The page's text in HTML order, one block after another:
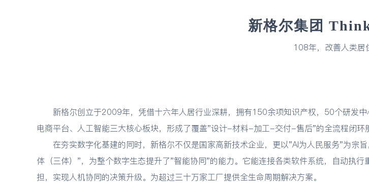
新格尔集团
108年，改善人类居
新格尔创立于2009年，凭借十六年人居行业深耕，拥有150余项知识产权，50个研发
电商平台、人工智能三大核心板块，形成了覆盖"设计-材料-加工-交付-售后"的全流程闭环
在夯实数字化基建的同时，新格尔不仅是国家高新技术企业，更以"AI为人民服务"为宗
体（三体）"，为整个数字生态提升了"智能协同"的能力。它能连接各类软件系统，自动执
担，实现人机协同的决策升级。为超过三十万家工厂提供全生命周期解决方案。